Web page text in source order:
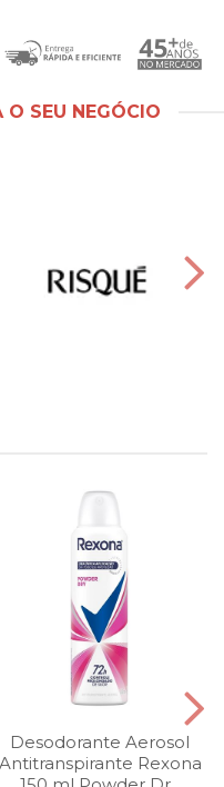
O SEU NEGÓCIO
Desodorante Aerosol
Antitranspirante Rexona